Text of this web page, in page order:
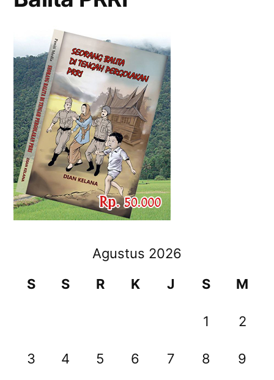
Agustus 2026
S
S R K J S M
1 2
3 4 5 6 7 8 9